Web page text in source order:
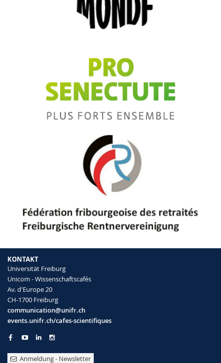
KONTAKT
Universität Freiburg
Unicom - Wissenschaftscafés
Av. d'Europe 20
CH-1700 Freiburg
communication@unifr.ch
events.unifr.ch/cafes-scientifiques
Anmeldung - Newsletter